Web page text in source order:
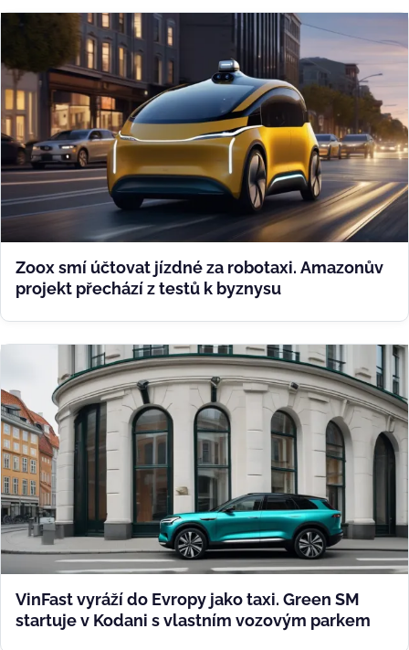
Zoox smí účtovat jízdné za robotaxi. Amazonův
projekt přechází z testů k byznysu
VinFast vyráží do Evropy jako taxi. Green SM
startuje v Kodani s vlastním vozovým parkem